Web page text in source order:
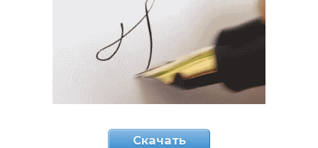
Скачать